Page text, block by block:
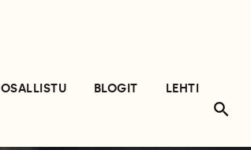
OSALLISTU BLOGIT
LEHTI